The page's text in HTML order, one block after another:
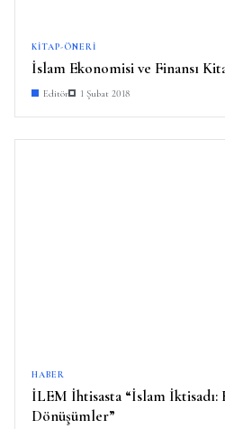
KITAP-ÖNERI
İslam Ekonomisi ve Finansı
Editör 1 Şubat 2018
HABER
İLEM İhtisasta “İslam İktisadı:
Dönüşümler”